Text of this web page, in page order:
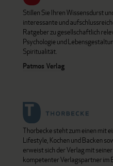
Stillen Sie Ihren Wissensdurst
interessante und
Ratgeber zu gesellschaftlich
Psychologie und
Spiritualität.
Patmos Verlag
Thorbecke steht zum einen mit
Lifestyle, Kochen und Backen
erweist sich der Verlag mit
kompetenter Verlagspartner im